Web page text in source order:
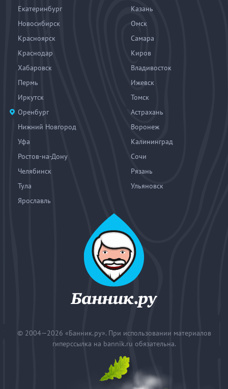
Екатеринбург
Казань
Новосибирск
Омск
Красноярск
Самара
Краснодар
Киров
Хабаровск
Владивосток
Пермь
Ижевск
Иркутск
Томск
Оренбург
Астрахань
Нижний Новгород
Воронеж
Уфа
Калининград
Ростов-на-Дону
Сочи
Челябинск
Рязань
Тула
Ульяновск
Ярославль
© 2004—2026 «Банник.ру». При использовании материалов
гиперссылка на bannik.ru обязательна.